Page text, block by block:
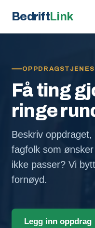
BedriftLink
Få ting
ringe
Beskriv
fagfolk som
ikke passer? Vi
fornøyd.
Legg inn oppdrag